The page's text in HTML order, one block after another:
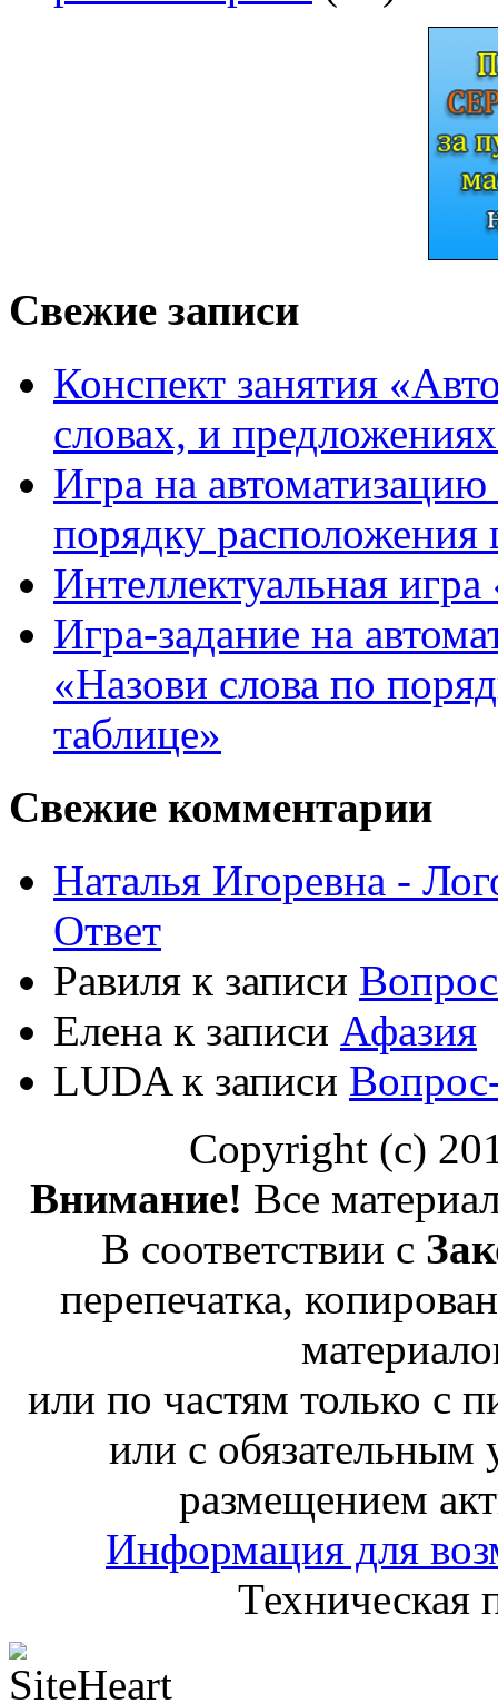
Свежие записи
Конспект занятия
словах, и
Игра на
порядку расположения
Интеллектуальная игра
Игра-задание на
«Назови слова по
таблице»
Свежие комментарии
Наталья Игоревна -
Ответ
Равиля к записи
Елена к записи Афазия
LUDAк записи
Copyright (c)
Внимание! Все
В соответствии с
перепечатка,
или по частям только с
или с
размещением
Информация для
Техническая